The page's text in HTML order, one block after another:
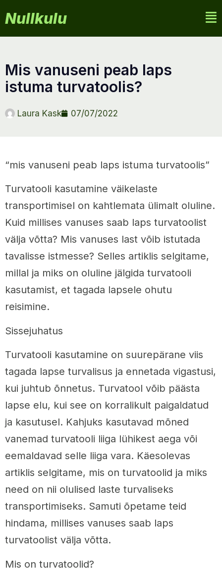
Nullkulu
mis vanuseni peab laps
istuma turvatoolis?
Laura Kask 07/07/2022
“mis vanuseni peab laps istuma turvatoolis”
Turvatooli kasutamine väikelaste
transportimisel on kahtlemata ülimalt oluline.
Kuid millises vanuses saab laps turvatoolist
välja võtta? Mis vanuses last võib istutada
tavalisse istmesse? Selles artiklis selgitame,
millal ja miks on oluline jälgida turvatooli
kasutamist, et tagada lapsele ohutu
reisimine.
Sissejuhatus
Turvatooli kasutamine on suurepärane viis
tagada lapse turvalisus ja ennetada vigastusi,
kui juhtub õnnetus. Turvatool võib päästa
lapse elu, kui see on korralikult paigaldatud
ja kasutusel. Kahjuks kasutavad mõned
vanemad turvatooli liiga lühikest aega või
eemaldavad selle liiga vara. Käesolevas
artiklis selgitame, mis on turvatoolid ja miks
need on nii olulised laste turvaliseks
transportimiseks. Samuti õpetame teid
hindama, millises vanuses saab laps
turvatoolist välja võtta.
Mis on turvatoolid?